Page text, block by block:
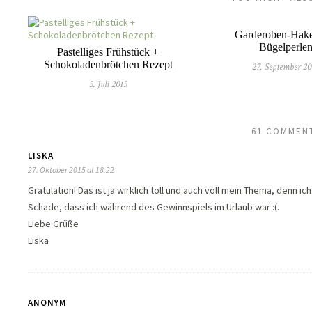
Pastelliges Frühstück +
Schokoladenbrötchen Rezept
5. Juli 2015
Garderoben-
Bügelperlen
27. September
61
LISKA
27. Oktober 2015 at 18:22
Gratulation! Das ist ja wirklich toll und auch voll mein Thema, denn
Schade, dass ich während des Gewinnspiels im Urlaub war :(.
Liebe Grüße
Liska
ANONYM